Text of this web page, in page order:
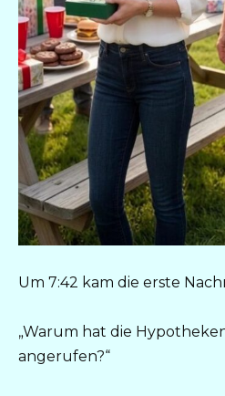
Um 7:42 kam die erste
„Warum hat die
angerufen?“